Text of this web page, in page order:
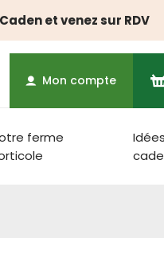
et venez sur RDV
Mon compte
ferme
Idées